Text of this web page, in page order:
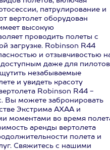
патрулирование и
вертолет оборудован
высокую
проводить полеты с
загрузке. Robinson R44
и отзывчивостью
доступным даже для
незабываемые
и увидеть красоту
Robinson R44 -
Вы можете забронировать
Экстрима АХАА и
моментами во время
аренды вертолета
полета и
Свяжитесь с нашими